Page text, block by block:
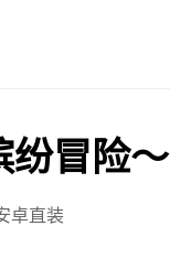
纷冒险～
卓直装